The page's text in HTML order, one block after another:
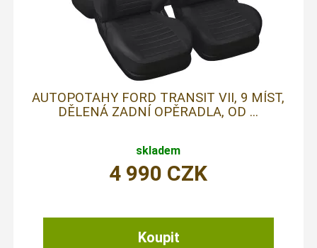
AUTOPOTAHY FORD TRANSIT VII, 9 MÍST,
DĚLENÁ ZADNÍ OPĚRADLA, OD ...
skladem
4 990 CZK